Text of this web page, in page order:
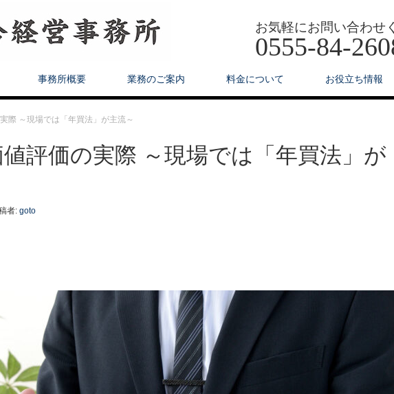
お気軽にお問い合わせ
0555-84-
事務所概要 業務のご案内 料金について お役立ち情報
際 ～現場では「年買法」が主流～
評価の実際 ～現場では「年買法」が
者: goto